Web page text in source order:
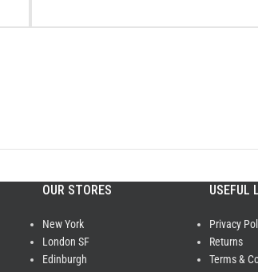
OUR STORES
New York
London SF
Edinburgh
USEFUL
Privacy
Returns
Terms &